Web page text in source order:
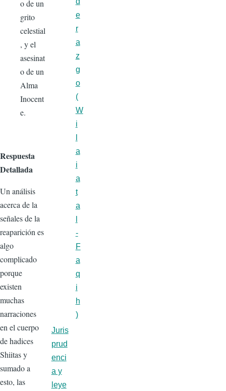
o de un
grito
celestial
, y el
asesinat
o de un
Alma
Inocent
e.
Respuesta
Detallada
Un análisis
acerca de la
señales de la
reaparición es
algo
complicado
porque
existen
muchas
narraciones
en el cuerpo
de hadices
Shiitas y
sumado a
esto, las
e
r
a
z
g
o
(
W
i
a
i
a
t
a
-
F
a
q
i
h
)
Juris
prud
enci
a y
leye